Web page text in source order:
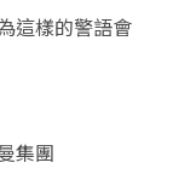
這樣的警語會
集團